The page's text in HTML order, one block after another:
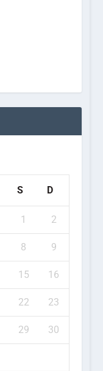
S D
1 2
8 9
15 16
22 23
29 30